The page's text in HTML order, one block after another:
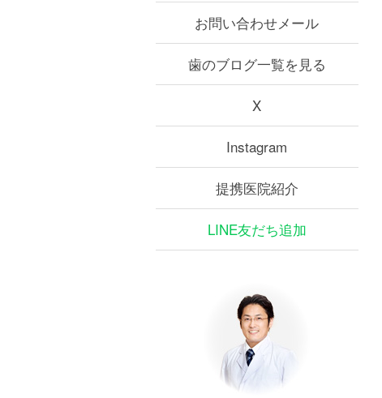
お問い合わせメール
歯のブログ一覧を見る
X
Instagram
提携医院紹介
LINE友だち追加